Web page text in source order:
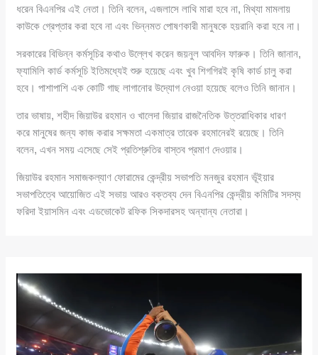
ধরেন বিএনপির এই নেতা। তিনি বলেন, এজলাসে লাথি মারা হবে না, মিথ্যা মামলায়
কাউকে গ্রেপ্তার করা হবে না এবং ভিন্নমত পোষণকারী মানুষকে হয়রানি করা হবে না।
সরকারের বিভিন্ন কর্মসূচির কথাও উল্লেখ করেন জয়নুল আবদিন ফারুক। তিনি জানান,
ফ্যামিলি কার্ড কর্মসূচি ইতিমধ্যেই শুরু হয়েছে এবং খুব শিগগিরই কৃষি কার্ড চালু করা
হবে। পাশাপাশি এক কোটি গাছ লাগানোর উদ্যোগ নেওয়া হয়েছে বলেও তিনি জানান।
তার ভাষায়, শহীদ জিয়াউর রহমান ও খালেদা জিয়ার রাজনৈতিক উত্তরাধিকার ধারণ
করে মানুষের জন্য কাজ করার সক্ষমতা একমাত্র তারেক রহমানেরই রয়েছে। তিনি
বলেন, এখন সময় এসেছে সেই প্রতিশ্রুতির বাস্তব প্রমাণ দেওয়ার।
জিয়াউর রহমান সমাজকল্যাণ ফোরামের কেন্দ্রীয় সভাপতি মনজুর রহমান ভূঁইয়ার
সভাপতিত্বে আয়োজিত এই সভায় আরও বক্তব্য দেন বিএনপির কেন্দ্রীয় কমিটির সদস্য
ফরিদা ইয়াসমিন এবং এডভোকেট রফিক সিকদারসহ অন্যান্য নেতারা।